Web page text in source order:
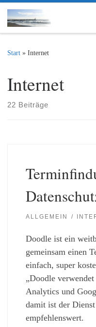
Zum Inhalt springen
Start » Internet
Internet
22 Beiträge
ALLGEMEIN
Doodle ist ein
gemeinsam einen
einfach, super
„Doodle
Analytics und
damit ist der
empfehlenswert.